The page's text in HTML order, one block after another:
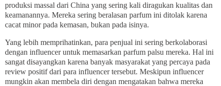
produksi massal dari China yang sering kali diragukan kualitas dan
keamanannya. Mereka sering beralasan parfum ini ditolak karena
cacat minor pada kemasan, bukan pada isinya.
Yang lebih memprihatinkan, para penjual ini sering berkolaborasi
dengan influencer untuk memasarkan parfum palsu mereka. Hal ini
sangat disayangkan karena banyak masyarakat yang percaya pada
review positif dari para influencer tersebut. Meskipun influencer
mungkin akan membela diri dengan mengatakan bahwa mereka